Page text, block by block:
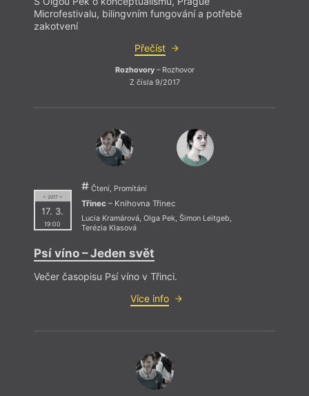
Microfestivalu, bilingvním fungování a potřebě
zakotvení
Přečíst
Rozhovory– Rozhovor
Z čísla 9/2017
= 2017 =
17. 3.
19:00
Čtení, Promítání
Třinec – Knihovna Třinec
Lucia Kramárová,Olga Pek,Šimon Leitgeb,
Terézia Klasová
Psí víno – Jeden svět
Večer časopisu Psí víno v Třinci.
Více info